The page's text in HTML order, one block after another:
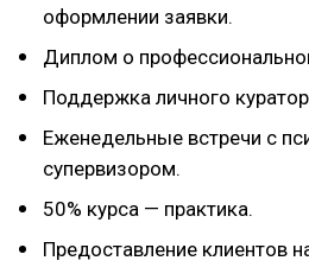
оформлении заявки.
Диплом о
Поддержка личного
Еженедельные встречи с
супервизором.
50% курса — практика.
Предоставление клиентов